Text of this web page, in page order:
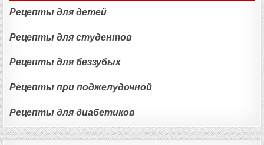
Рецепты для детей
Рецепты для студентов
Рецепты для беззубых
Рецепты при поджелудочной
Рецепты для диабетиков